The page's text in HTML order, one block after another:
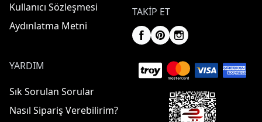
Kullanıcı Sözleşmesi
Aydınlatma Metni
TAKIP ET
YARDIM
Sık Sorulan Sorular
Nasıl Sipariş Verebilirim?